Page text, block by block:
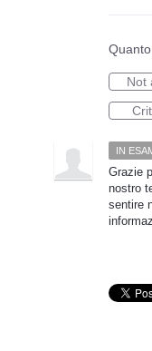
Not
IN
Grazie
nostro
sentire